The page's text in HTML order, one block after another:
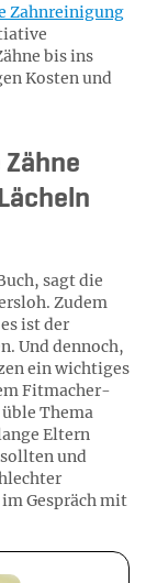
Zahnreinigung
bis ins
Kosten und
sagt die
Zudem
ist der
Und dennoch,
ein wichtiges
Fitmacher-
Thema
Eltern
und
Gespräch mit